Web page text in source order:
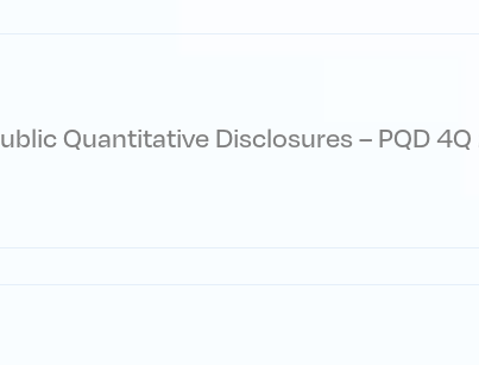
Quantitative Disclosures – PQD